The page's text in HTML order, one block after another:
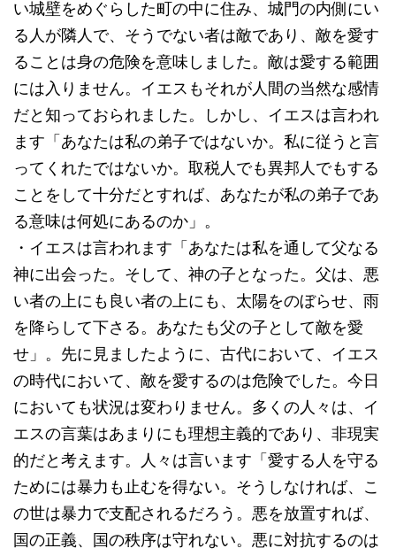
い城壁をめぐらした町の中に住み、城門の内側にい
る人が隣人で、そうでない者は敵であり、敵を愛す
ることは身の危険を意味しました。敵は愛する範囲
には入りません。イエスもそれが人間の当然な感情
だと知っておられました。しかし、イエスは言われ
ます「あなたは私の弟子ではないか。私に従うと言
ってくれたではないか。取税人でも異邦人でもする
ことをして十分だとすれば、あなたが私の弟子であ
る意味は何処にあるのか」。
・イエスは言われます「あなたは私を通して父なる
神に出会った。そして、神の子となった。父は、悪
い者の上にも良い者の上にも、太陽をのぼらせ、雨
を降らして下さる。あなたも父の子として敵を愛
せ」。先に見ましたように、古代において、イエス
の時代において、敵を愛するのは危険でした。今日
においても状況は変わりません。多くの人々は、イ
エスの言葉はあまりにも理想主義的であり、非現実
的だと考えます。人々は言います「愛する人を守る
ためには暴力も止むを得ない。そうしなければ、こ
の世は暴力で支配されるだろう。悪を放置すれば、
国の正義、国の秩序は守れない。悪に対抗するのは